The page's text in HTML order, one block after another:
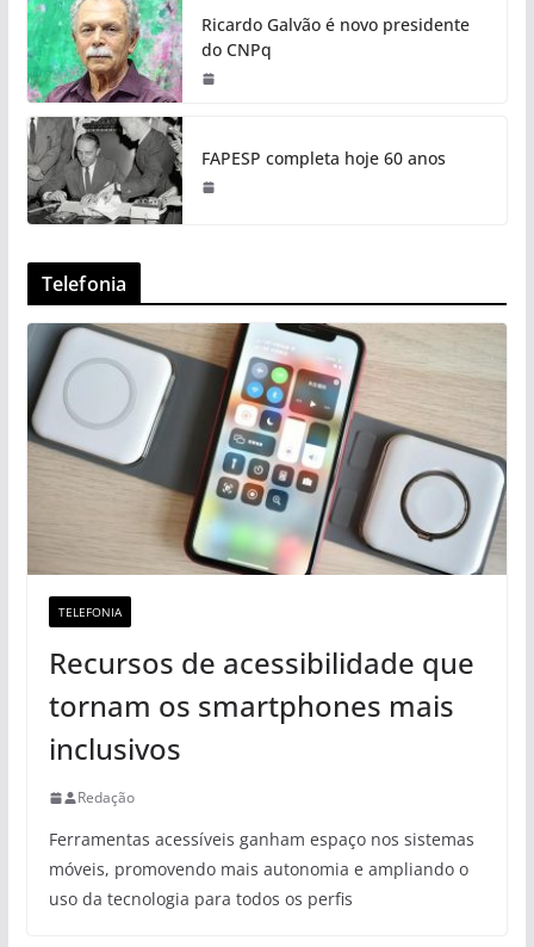
Ricardo Galvão é novo presidente
do CNPq
FAPESP completa hoje 60 anos
Telefonia
TELEFONIA
Recursos de acessibilidade que
tornam os smartphones mais
inclusivos
Redação
Ferramentas acessíveis ganham espaço nos sistemas
móveis, promovendo mais autonomia e ampliando o
uso da tecnologia para todos os perfis